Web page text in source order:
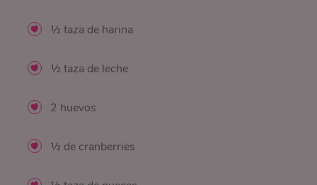
½ taza de harina
½ taza de leche
2 huevos
½ de cranberries